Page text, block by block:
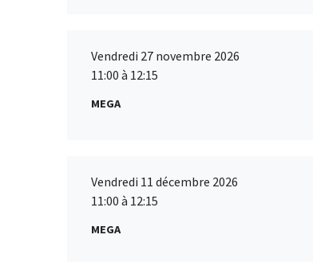
Vendredi 27 novembre 2026
11:00 à 12:15
MEGA
Vendredi 11 décembre 2026
11:00 à 12:15
MEGA